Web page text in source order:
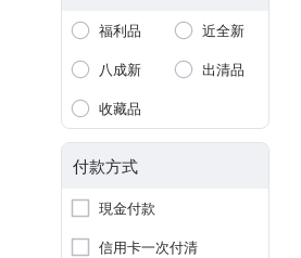
福利品
近全新
八成新
出清品
收藏品
付款方式
現金付款
信用卡一次付清